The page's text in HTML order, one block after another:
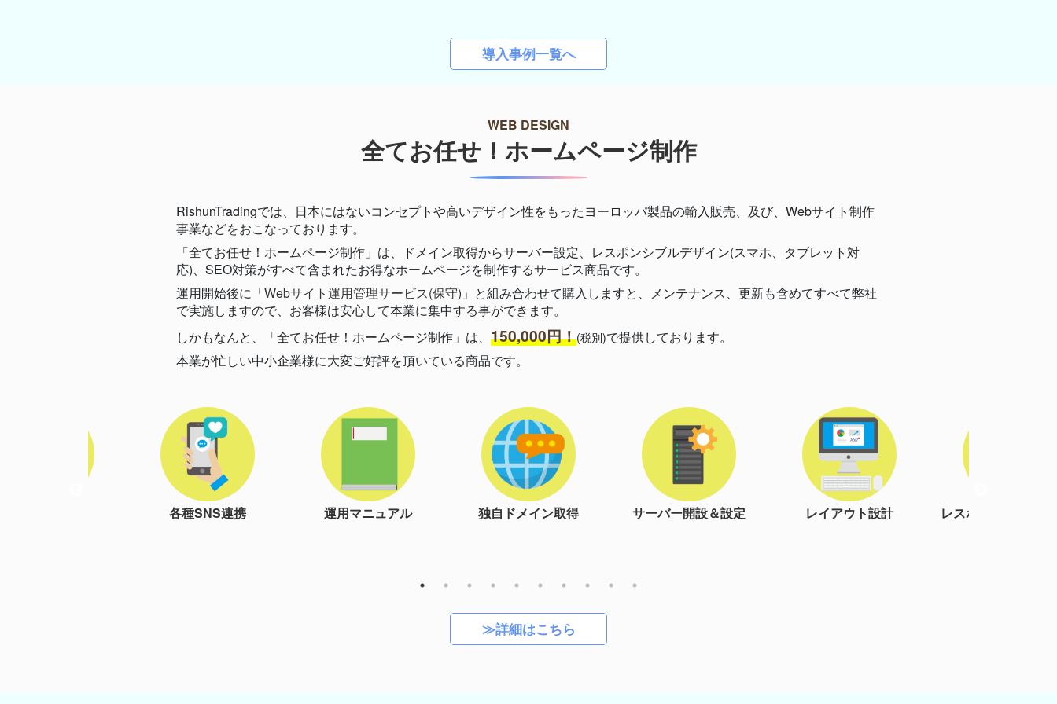
導入事例一覧へ
WEB DESIGN
全てお任せ！ホームページ制作
RishunTradingでは、日本にはないコンセプトや高いデザイン性をもったヨーロッパ製品の輸入販売、及び、Webサイト制作
事業などをおこなっております。
「全てお任せ！ホームページ制作」は、ドメイン取得からサーバー設定、レスポンシブルデザイン(スマホ、タブレット対
応)、SEO対策がすべて含まれたお得なホームページを制作するサービス商品です。
運用開始後に 「Webサイト運用管理サービス(保守)」 と組み合わせて購入しますと、メンテナンス、更新も含めてすべて弊社
で実施しますので、お客様は安心して本業に集中する事ができます。
しかもなんと、「全てお任せ！ホームページ制作」は、 150,000円！(税別)で提供しております。
本業が忙しい中小企業様に大変ご好評を頂いている商品です。
運用マニュアル 独自ドメイン取得 サーバー開設＆設定 レイアウト設計
レスポンシブルデザイン
検索エンジン最
≫詳細はこちら